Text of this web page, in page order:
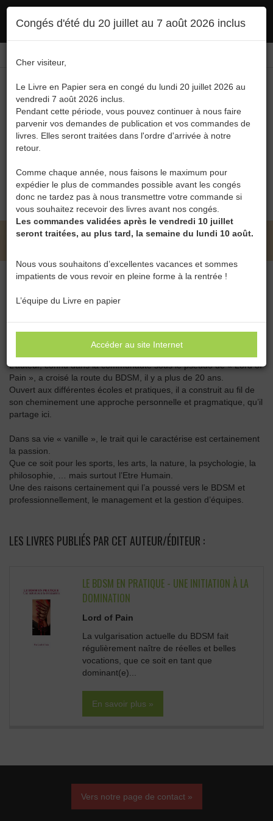
l'utilisation :politique en matière de confidentialité Accepter
Congés d'été du 20 juillet au 7 août 2026 inclus
Cher visiteur,
Le Livre en Papier sera en congé du lundi 20 juillet 2026 au
vendredi 7 août 2026 inclus.
Pendant cette période, vous pouvez continuer à nous faire
parvenir vos demandes de publication et vos commandes de
livres. Elles seront traitées dans l'ordre d'arrivée à notre
retour.
Comme chaque année, nous faisons le maximum pour
expédier le plus de commandes possible avant les congés
donc ne tardez pas à nous transmettre votre commande si
vous souhaitez recevoir des livres avant nos congés.
Les commandes validées après le vendredi 10 juillet
seront traitées, au plus tard, la semaine du lundi 10 août.
Nous vous souhaitons d’excellentes vacances et sommes
impatients de vous revoir en pleine forme à la rentrée !
L’équipe du Livre en papier
Accéder au site Internet
Menu
0
LE LIVRE EN PAPIER • LORD OF PAIN
Toutes les catégories
LORD OF PAIN
L’auteur, connu dans la communauté sous le pseudo de « Lord of
Pain », a croisé la route du BDSM, il y a plus de 20 ans.
Ouvert aux différentes écoles et pratiques, il a construit au fil de
son cheminement une approche personnelle et pragmatique, qu’il
partage ici.
Dans sa vie « vanille », le trait qui le caractérise est certainement
la passion.
Que ce soit pour les sports, les arts, la nature, la psychologie, la
philosophie, … mais surtout l’Etre Humain.
Une des raisons certainement qui l’a poussé vers le BDSM et
professionnellement, le management et la gestion d’équipes.
LES LIVRES PUBLIÉS PAR CET AUTEUR/ÉDITEUR :
LE BDSM EN PRATIQUE - UNE INITIATION À LA
DOMINATION
Lord of Pain
La vulgarisation actuelle du BDSM fait
régulièrement naître de réelles et belles
vocations, que ce soit en tant que
dominant(e)...
En savoir plus »
Vers notre page de contact »